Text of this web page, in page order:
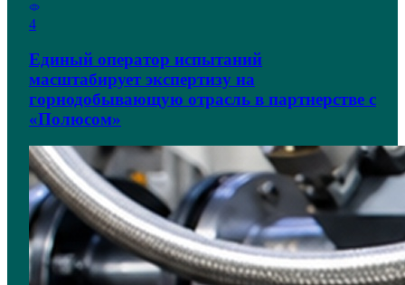
4
Единый оператор испытаний
масштабирует экспертизу на
горнодобывающую отрасль в партнерстве с
«Полюсом»